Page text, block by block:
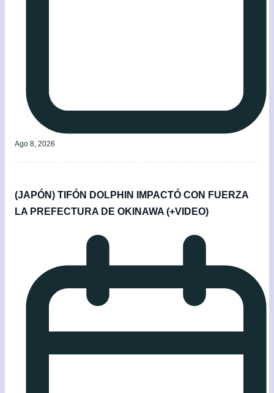
Ago 8, 2026
(JAPÓN) TIFÓN DOLPHIN IMPACTÓ CON FUERZA
LA PREFECTURA DE OKINAWA (+VIDEO)